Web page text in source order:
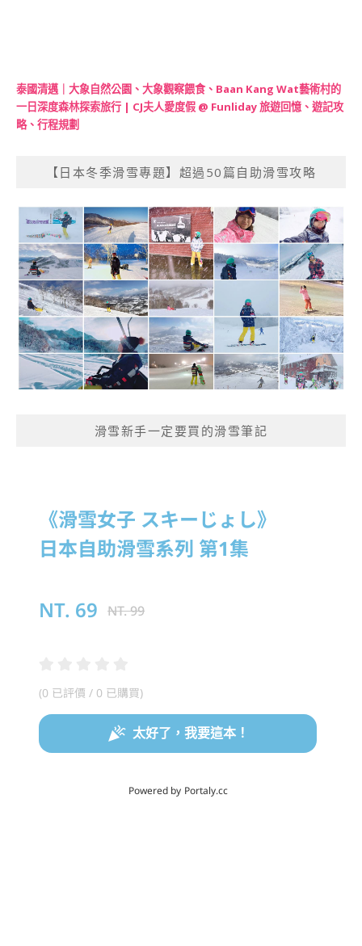
泰國清邁｜大象自然公園、大象觀察餵食、Baan Kang Wat藝術村的
一日深度森林探索旅行 | CJ夫人愛度假 @ Funliday 旅遊回憶、遊記攻
略、行程規劃
【日本冬季滑雪專題】超過50篇自助滑雪攻略
滑雪新手一定要買的滑雪筆記